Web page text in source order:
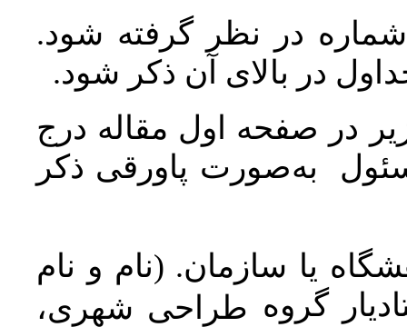
در نظر گرفته شود.
در بالای آن ذکر شود.
در صفحه اول مقاله درج
به‌صورت پاورقی ذکر
یا سازمان. (نام و نام
گروه طراحی شهری،